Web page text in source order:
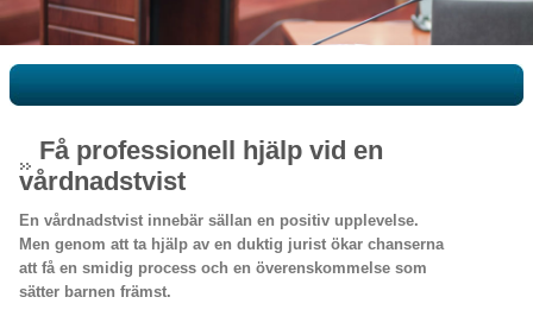
Få professionell hjälp vid en
vårdnadstvist
En vårdnadstvist innebär sällan en positiv upplevelse.
Men genom att ta hjälp av en duktig jurist ökar chanserna
att få en smidig process och en överenskommelse som
sätter barnen främst.